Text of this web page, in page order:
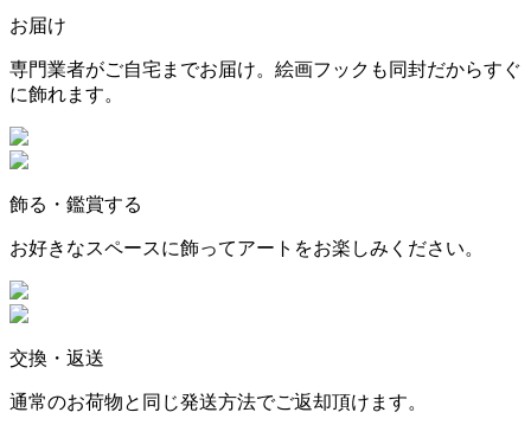
お届け
専門業者がご自宅までお届け。絵画フックも同封だからすぐ
に飾れます。
飾る・鑑賞する
お好きなスペースに飾ってアートをお楽しみください。
交換・返送
通常のお荷物と同じ発送方法でご返却頂けます。